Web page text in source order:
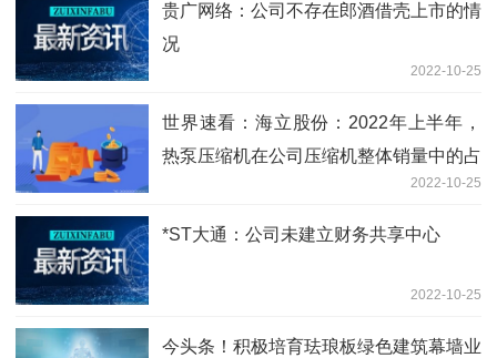
贵广网络：公司不存在郎酒借壳上市的情
况
2022-10-25
世界速看：海立股份：2022年上半年，
热泵压缩机在公司压缩机整体销量中的占
2022-10-25
*ST大通：公司未建立财务共享中心
2022-10-25
今头条！积极培育珐琅板绿色建筑幕墙业